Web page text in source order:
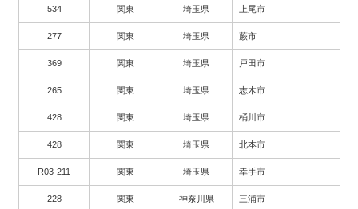
534 関東 埼玉県 上尾市
277 関東 埼玉県 蕨市
369 関東 埼玉県 戸田市
265 関東 埼玉県 志木市
428 関東 埼玉県 桶川市
428 関東 埼玉県 北本市
R03-211 関東 埼玉県 幸手市
228 関東 神奈川県 三浦市